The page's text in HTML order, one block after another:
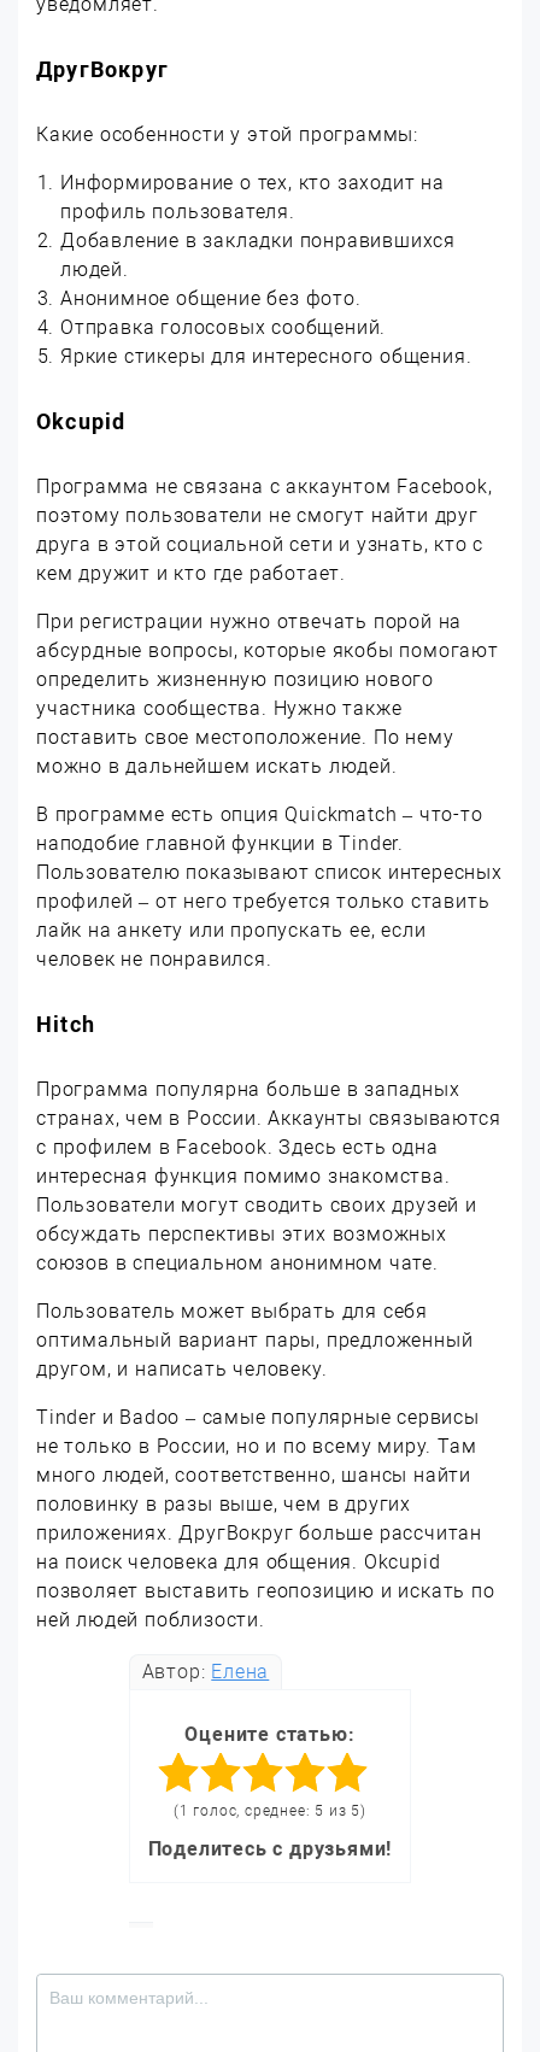
ДругВокруг
Какие особенности у этой программы:
Информирование о тех, кто заходит на
профиль пользователя.
Добавление в закладки понравившихся
людей.
Анонимное общение без фото.
Отправка голосовых сообщений.
Яркие стикеры для интересного общения.
Okcupid
Программа не связана с аккаунтом Facebook,
поэтому пользователи не смогут найти друг
друга в этой социальной сети и узнать, кто с
кем дружит и кто где работает.
При регистрации нужно отвечать порой на
абсурдные вопросы, которые якобы помогают
определить жизненную позицию нового
участника сообщества. Нужно также
поставить свое местоположение. По нему
можно в дальнейшем искать людей.
В программе есть опция Quickmatch – что-то
наподобие главной функции в Tinder.
Пользователю показывают список интересных
профилей – от него требуется только ставить
лайк на анкету или пропускать ее, если
человек не понравился.
Hitch
Программа популярна больше в западных
странах, чем в России. Аккаунты связываются
с профилем в Facebook. Здесь есть одна
интересная функция помимо знакомства.
Пользователи могут сводить своих друзей и
обсуждать перспективы этих возможных
союзов в специальном анонимном чате.
Пользователь может выбрать для себя
оптимальный вариант пары, предложенный
другом, и написать человеку.
Tinder и Badoo – самые популярные сервисы
не только в России, но и по всему миру. Там
много людей, соответственно, шансы найти
половинку в разы выше, чем в других
приложениях. ДругВокруг больше рассчитан
на поиск человека для общения. Okcupid
позволяет выставить геопозицию и искать по
ней людей поблизости.
Автор: Елена
Оцените статью:
(1 голос, среднее: 5 из 5)
Поделитесь с друзьями!